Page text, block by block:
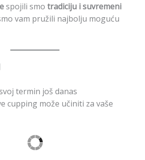
spojili smo tradiciju i suvremeni
vam pružili najbolju moguću
termin još danas
cupping može učiniti za vaše